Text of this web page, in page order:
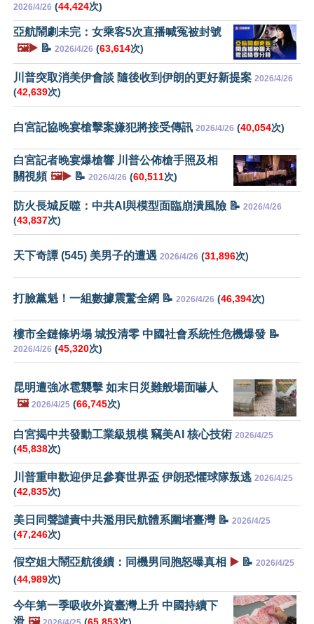
2026/4/26 (44,424次)
亞航鬧劇未完：女乘客5次直播喊冤被封號
🖼️▶️ 📝 2026/4/26 (63,614次)
川普突取消美伊會談 隨後收到伊朗的更好新提案 2026/4/26
(42,639次)
白宮記協晚宴槍擊案嫌犯將接受傳訊 2026/4/26 (40,054次)
白宮記者晚宴爆槍響 川普公佈槍手照及相
關視頻 🖼️▶️ 📝 2026/4/26 (60,511次)
防火長城反噬：中共AI與模型面臨崩潰風險 📝 2026/4/26
(43,837次)
天下奇譚 (545) 美男子的遭遇 2026/4/26 (31,896次)
打臉黨魁！一組數據震驚全網 📝 2026/4/26 (46,394次)
樓市全鏈條坍塌 城投清零 中國社會系統性危機爆發 📝
2026/4/26 (45,320次)
昆明遭強冰雹襲擊 如末日災難般場面嚇人
🖼️ 2026/4/25 (66,745次)
白宮揭中共發動工業級規模 竊美AI 核心技術 2026/4/25
(45,838次)
川普重申歡迎伊足參賽世界盃 伊朗恐懼球隊叛逃 2026/4/25
(42,835次)
美日同聲譴責中共濫用民航體系圍堵臺灣 📝 2026/4/25
(47,246次)
假空姐大鬧亞航後續：同機男同胞怒曝真相 ▶️ 📝 2026/4/25
(44,989次)
今年第一季吸收外資臺灣上升 中國持續下